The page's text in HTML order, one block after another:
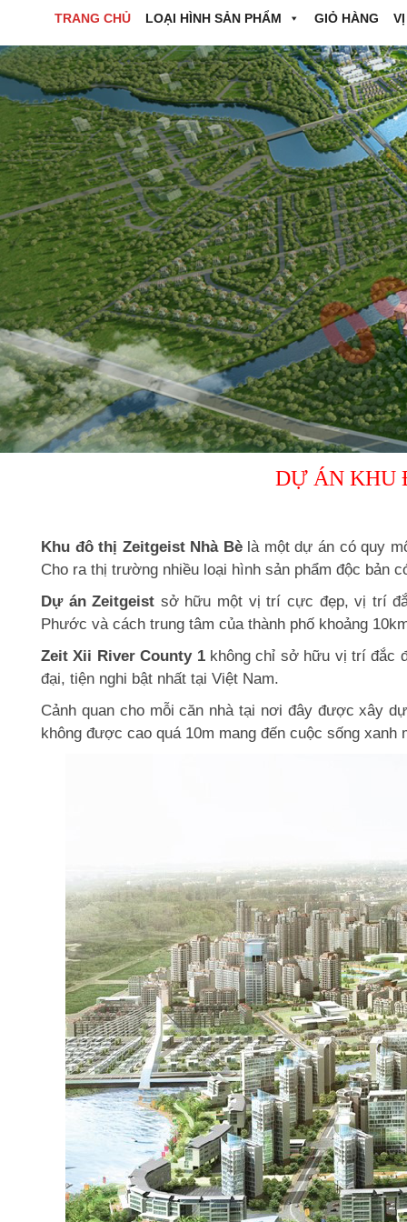
TRANG CHỦ LOẠI HÌNH SẢN PHẨM GIỎ HÀNG
DỰ ÁN KHU
Khu đô thị Zeitgeist Nhà Bèlà một dự án có quy
Cho ra thị trường nhiều loại hình sản phẩm độc bản
Dự án Zeitgeist sở hữu một vị trí cực đẹp, vị trí
Phước và cách trung tâm của thành phố khoảng
Zeit Xii River County 1không chỉ sở hữu vị trí đắc
đại, tiện nghi bật nhất tại Việt Nam.
Cảnh quan cho mỗi căn nhà tại nơi đây được xây
không được cao quá 10m mang đến cuộc sống